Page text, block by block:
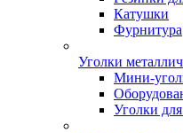
Катушки
Фурнитура
Уголки
Мини-
Уголки